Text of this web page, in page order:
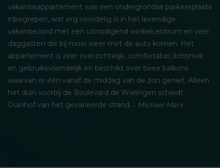
vakantieappartement was een ondergrondse parkeerplaats
inbegrepen, wat erg voordelig is in het levendige
vakantieoord met een uitnodigend winkelcentrum en veel
daggasten die bij mooi weer met de auto komen. Het
appartement is zeer overzichtelijk, comfortabel, lichtinval
en gebruiksvriendelijk en beschikt over twee balkons
waarvan er één vanaf de middag van de zon geniet. Alleen
het duin voorbij de Boulevard de Wielingen scheidt
Duinhof van het gevarieerde strand. - Michael Marx